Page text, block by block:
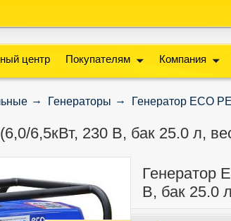
центр Покупателям Компания
Генераторы Генератор ECO
6,5кВт, 230 В, бак 25.0 л,
Генератор
В, бак 25.0